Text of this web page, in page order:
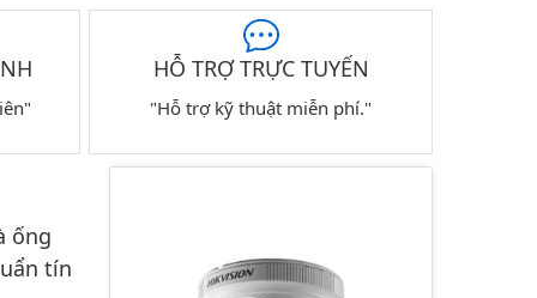
HỖ TRỢ TRỰC TUYẾN
"Hỗ trợ kỹ thuật miễn phí."
ống
tín